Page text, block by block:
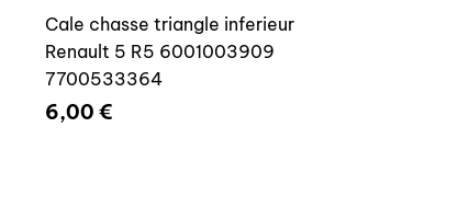
Cale chasse triangle inferieur
Renault 5 R5 6001003909
7700533364
Prix
6,00 €